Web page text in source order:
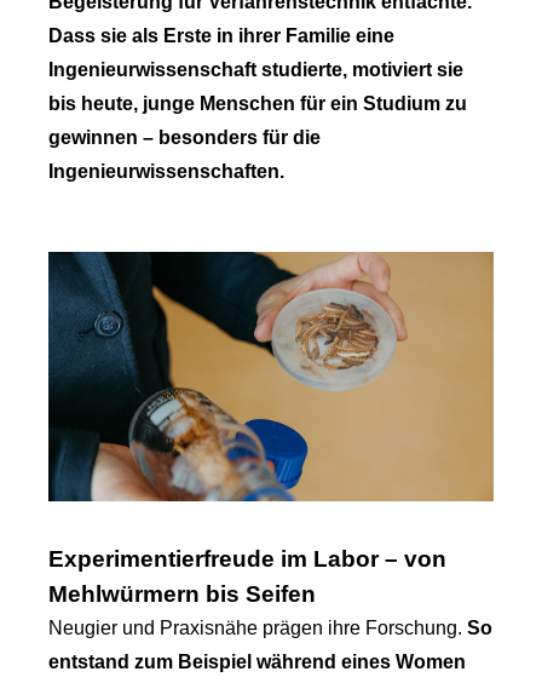
Dass sie als Erste in ihrer Familie eine
Ingenieurwissenschaft studierte, motiviert sie
bis heute, junge Menschen für ein Studium zu
gewinnen – besonders für die
Ingenieurwissenschaften.
Experimentierfreude im Labor – von
Mehlwürmern bis Seifen
Neugier und Praxisnähe prägen ihre Forschung. So
entstand zum Beispiel während eines Women